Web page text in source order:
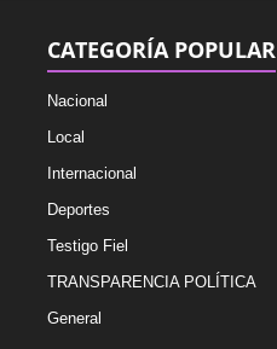
CATEGORÍA POPULAR
Nacional
Local
Internacional
Deportes
Testigo Fiel
TRANSPARENCIA POLÍTICA
General